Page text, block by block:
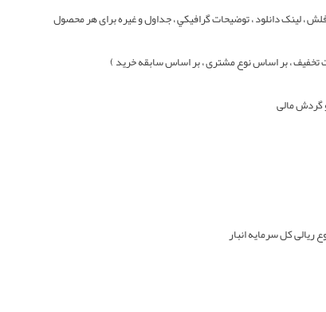
، لينک دانلود ، توضيحات گرافيکي ، جداول و غيره برای هر محصول
، بر اساس نوع مشتری ، بر اساس سابقه خرید )
گردش مالی
ریالی کل سرمایه انبار